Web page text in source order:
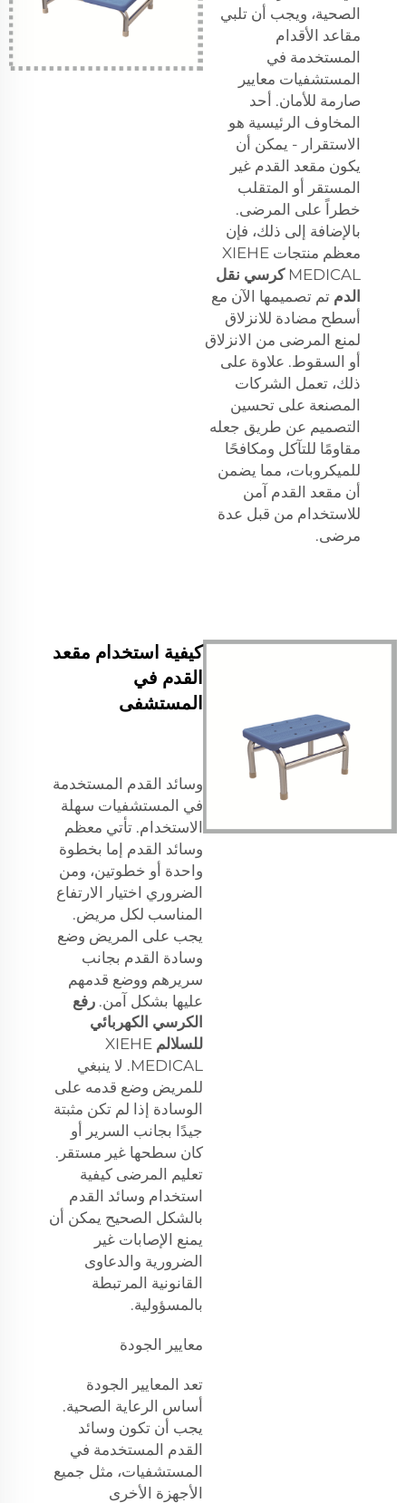
الصحية، ويجب أن تلبي
مقاعد الأقدام
المستخدمة في
المستشفيات معايير
صارمة للأمان. أحد
المخاوف الرئيسية هو
الاستقرار - يمكن أن
يكون مقعد القدم غير
المستقر أو المتقلب
خطراً على المرضى.
بالإضافة إلى ذلك، فإن
معظم منتجات XIEHE
MEDICAL كرسي نقل
الدم تم تصميمها الآن مع
أسطح مضادة للانزلاق
لمنع المرضى من الانزلاق
أو السقوط. علاوة على
ذلك، تعمل الشركات
المصنعة على تحسين
التصميم عن طريق جعله
مقاومًا للتآكل ومكافحًا
للميكروبات، مما يضمن
أن مقعد القدم آمن
للاستخدام من قبل عدة
مرضى.
كيفية استخدام مقعد
القدم في
المستشفى
وسائد القدم المستخدمة
في المستشفيات سهلة
الاستخدام. تأتي معظم
وسائد القدم إما بخطوة
واحدة أو خطوتين، ومن
الضروري اختيار الارتفاع
المناسب لكل مريض.
يجب على المريض وضع
وسادة القدم بجانب
سريرهم ووضع قدمهم
عليها بشكل آمن. رفع
الكرسي الكهربائي
للسلالم XIEHE
MEDICAL. لا ينبغي
للمريض وضع قدمه على
الوسادة إذا لم تكن مثبتة
جيدًا بجانب السرير أو
كان سطحها غير مستقر.
تعليم المرضى كيفية
استخدام وسائد القدم
بالشكل الصحيح يمكن أن
يمنع الإصابات غير
الضرورية والدعاوى
القانونية المرتبطة
بالمسؤولية.
معايير الجودة
تعد المعايير الجودة
أساس الرعاية الصحية.
يجب أن تكون وسائد
القدم المستخدمة في
المستشفيات، مثل جميع
الأجهزة الأخرى